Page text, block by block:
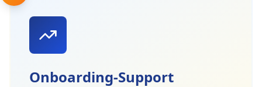
Onboarding-Support